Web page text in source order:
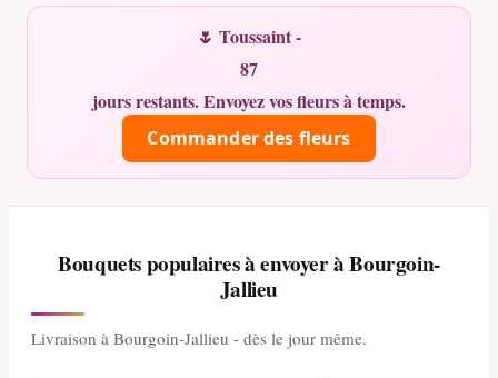
🌷 Toussaint -
87
jours restants. Envoyez vos fleurs à temps.
Commander des fleurs
Bouquets populaires à envoyer à Bourgoin-
Jallieu
Livraison à Bourgoin-Jallieu - dès le jour même.